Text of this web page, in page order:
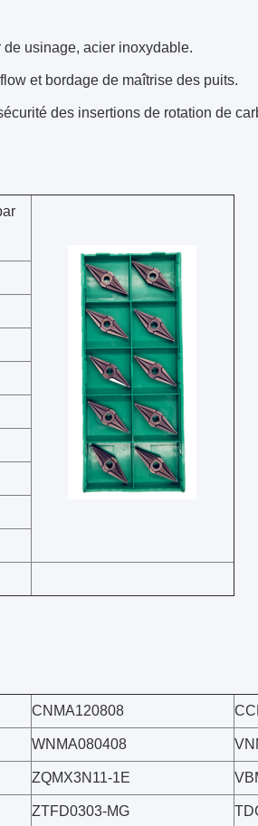
usinage, acier inoxydable.
et bordage de maîtrise des puits.
des insertions de rotation de
CNMA120808
WNMA080408
ZQMX3N11-1E
ZTFD0303-MG